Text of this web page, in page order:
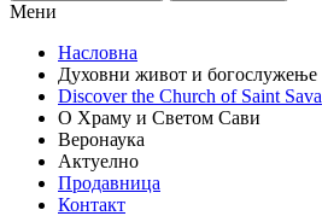
Мени
Насловна
Духовни живот и богослужење
Discover the Church of Saint Sava
О Храму и Светом Сави
Веронаука
Актуелно
Продавница
Контакт